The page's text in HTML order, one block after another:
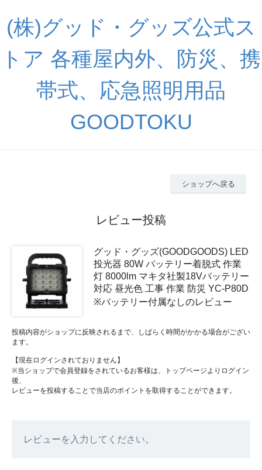
(株)グッド・グッズ公式ス
トア 各種屋内外、防災、携
帯式、応急照明用品
GOODTOKU
ショップへ戻る
レビュー投稿
グッド・グッズ(GOODGOODS) LED
投光器 80W バッテリー着脱式 作業
灯 8000lm マキタ社製18Vバッテリー
対応 昼光色 工事 作業 防災 YC-P80D
※バッテリー付属なしのレビュー
投稿内容がショップに反映されるまで、しばらく時間がかかる場合がござい
ます。
【現在ログインされておりません】
※当ショップで会員登録をされているお客様は、トップページよりログイン
後、
レビューを投稿することで当店のポイントを取得することができます。
レビューを入力してください。